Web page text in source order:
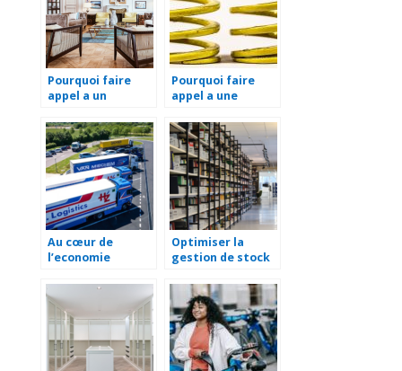
Pourquoi faire
appel a un
d’interieur pour la
renovation de
votre maison ?
Pourquoi faire
appel a une
fabrication de
ressort de torsion
sur mesure ?
Au cœur de
l’economie
role essentiel du
transport
logistique
Optimiser la
gestion de stock
logiciels : une
solution efficace
pour les
entreprises